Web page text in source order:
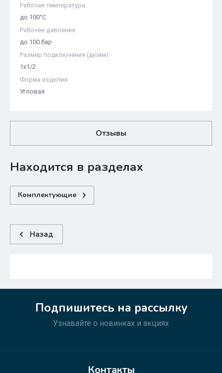
Рабочая температура
до 100°С
Рабочее давление
до 100 бар
Размер подключения (дюйм)
1х1/2
Форма изделия
Угловая
Отзывы
Находится в разделах
Комплектующие
Назад
Подпишитесь на рассылку
Узнавайте о новинках и акциях
Контакты